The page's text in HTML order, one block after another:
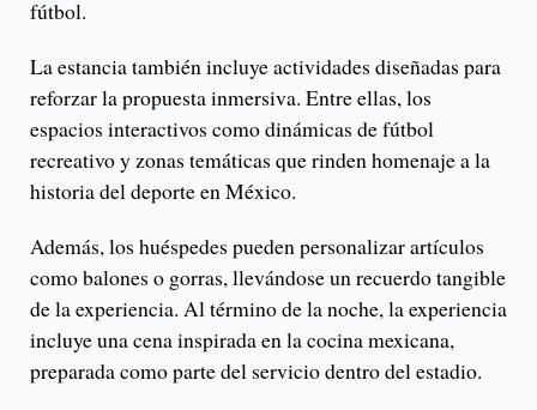
fútbol.
La estancia también incluye actividades diseñadas para
reforzar la propuesta inmersiva. Entre ellas, los
espacios interactivos como dinámicas de fútbol
recreativo y zonas temáticas que rinden homenaje a la
historia del deporte en México.
Además, los huéspedes pueden personalizar artículos
como balones o gorras, llevándose un recuerdo tangible
de la experiencia. Al término de la noche, la experiencia
incluye una cena inspirada en la cocina mexicana,
preparada como parte del servicio dentro del estadio.